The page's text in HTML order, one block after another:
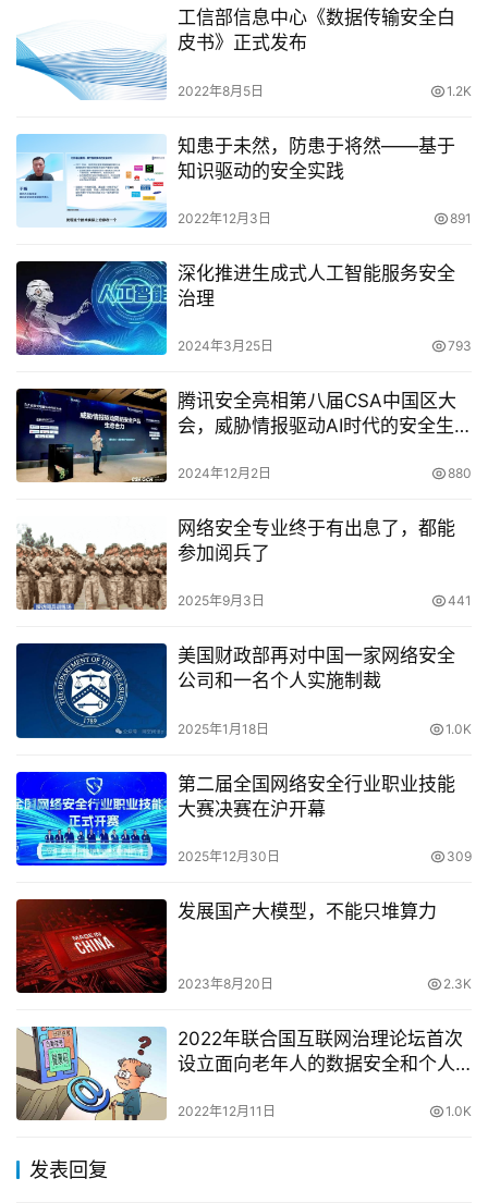
工信部信息中心《数据传输安全白
皮书》正式发布
2022年8月5日 1.2K
知患于未然，防患于将然——基于
知识驱动的安全实践
2022年12月3日 891
深化推进生成式人工智能服务安全
治理
2024年3月25日 793
腾讯安全亮相第八届CSA中国区大
会，威胁情报驱动AI时代的安全生
2024年12月2日 880
网络安全专业终于有出息了，都能
参加阅兵了
2025年9月3日 441
美国财政部再对中国一家网络安全
公司和一名个人实施制裁
2025年1月18日 1.0K
第二届全国网络安全行业职业技能
大赛决赛在沪开幕
2025年12月30日 309
发展国产大模型，不能只堆算力
2023年8月20日 2.3K
2022年联合国互联网治理论坛首次
设立面向老年人的数据安全和个人
2022年12月11日 1.0K
发表回复